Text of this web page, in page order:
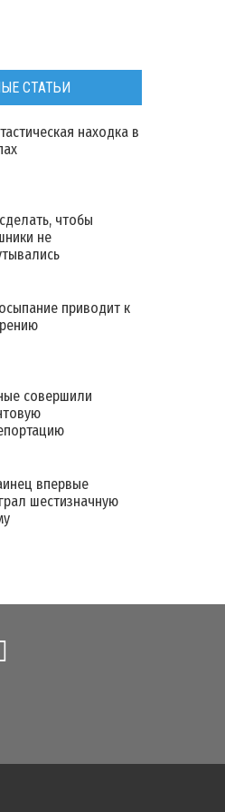
СТАТЬИ
находка в
чтобы
не
приводит к
совершили
впервые
шестизначную